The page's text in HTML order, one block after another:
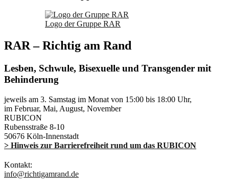
Logo der Gruppe RAR
RAR – Richtig am Rand
Lesben, Schwule, Bisexuelle und Transgender mit
Behinderung
jeweils am 3. Samstag im Monat von 15:00 bis 18:00 Uhr,
im Februar, Mai, August, November
RUBICON
Rubensstraße 8-10
50676 Köln-Innenstadt
> Hinweis zur Barrierefreiheit rund um das RUBICON
Kontakt:
info@richtigamrand.de